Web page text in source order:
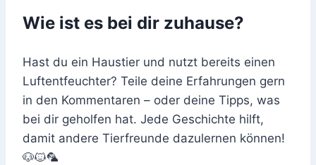
Wie ist es bei dir zuhause?
Hast du ein Haustier und nutzt bereits einen
Luftentfeuchter? Teile deine Erfahrungen gern
in den Kommentaren – oder deine Tipps, was
bei dir geholfen hat. Jede Geschichte hilft,
damit andere Tierfreunde dazulernen können!
🐶🐱🦜